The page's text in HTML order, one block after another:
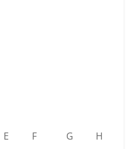
E F G
H